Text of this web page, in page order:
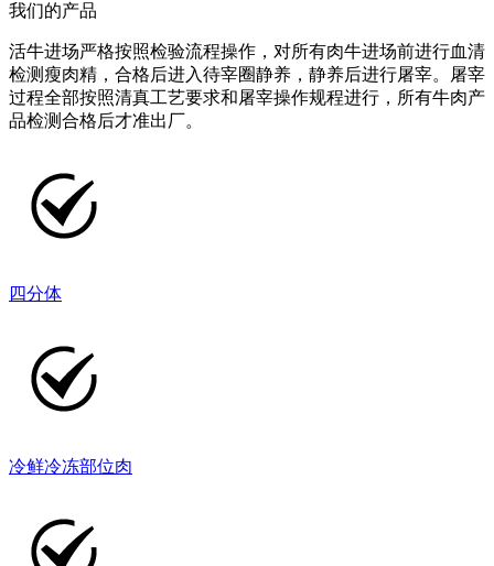
我们的产品
活牛进场严格按照检验流程操作，对所有肉牛进场前进行血清
检测瘦肉精，合格后进入待宰圈静养，静养后进行屠宰。屠宰
过程全部按照清真工艺要求和屠宰操作规程进行，所有牛肉产
品检测合格后才准出厂。
四分体
冷鲜冷冻部位肉